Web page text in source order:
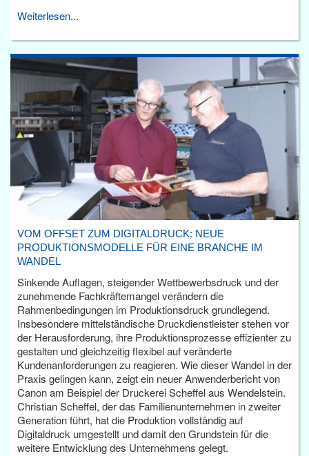
Weiterlesen...
VOM OFFSET ZUM DIGITALDRUCK: NEUE
PRODUKTIONSMODELLE FÜR EINE BRANCHE IM
WANDEL
Sinkende Auflagen, steigender Wettbewerbsdruck und der
zunehmende Fachkräftemangel verändern die
Rahmenbedingungen im Produktionsdruck grundlegend.
Insbesondere mittelständische Druckdienstleister stehen vor
der Herausforderung, ihre Produktionsprozesse effizienter zu
gestalten und gleichzeitig flexibel auf veränderte
Kundenanforderungen zu reagieren. Wie dieser Wandel in der
Praxis gelingen kann, zeigt ein neuer Anwenderbericht von
Canon am Beispiel der Druckerei Scheffel aus Wendelstein.
Christian Scheffel, der das Familienunternehmen in zweiter
Generation führt, hat die Produktion vollständig auf
Digitaldruck umgestellt und damit den Grundstein für die
weitere Entwicklung des Unternehmens gelegt.